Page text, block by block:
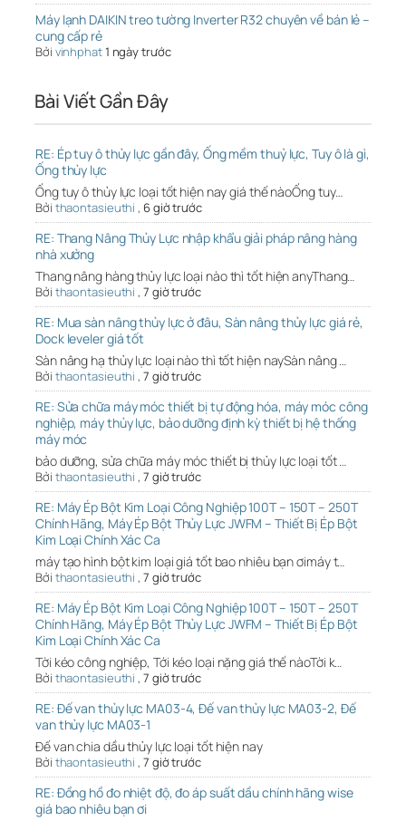
Máy lạnh DAIKIN treo tường Inverter R32 chuyên về bán lẻ –
cung cấp rẻ
Bởi vinhphat1 ngày trước
Bài Viết Gần Đây
RE: Ép tuy ô thủy lực gần đây, Ống mềm thuỷ lực, Tuy ô là gì,
Ống thủy lực
Ống tuy ô thủy lực loại tốt hiện nay giá thế nàoỐng tuy…
Bởi thaontasieuthi , 6 giờ trước
RE: Thang Nâng Thủy Lực nhập khẩu giải pháp nâng hàng
nhà xưởng
Thang nâng hàng thủy lực loại nào thì tốt hiện anyThang…
Bởi thaontasieuthi , 7 giờ trước
RE: Mua sàn nâng thủy lực ở đâu, Sàn nâng thủy lực giá rẻ,
Dock leveler giá tốt
Sàn nâng hạ thủy lực loại nào thì tốt hiện naySàn nâng …
Bởi thaontasieuthi , 7 giờ trước
RE: Sửa chữa máy móc thiết bị tự động hóa, máy móc công
nghiệp, máy thủy lực, bảo dưỡng định kỳ thiết bị hệ thống
máy móc
bảo dưỡng, sửa chữa máy móc thiết bị thủy lực loại tốt …
Bởi thaontasieuthi , 7 giờ trước
RE: Máy Ép Bột Kim Loại Công Nghiệp 100T – 150T – 250T
Chính Hãng, Máy Ép Bột Thủy Lực JWFM – Thiết Bị Ép Bột
Kim Loại Chính Xác Ca
máy tạo hình bột kim loại giá tốt bao nhiêu bạn ơimáy t…
Bởi thaontasieuthi , 7 giờ trước
RE: Máy Ép Bột Kim Loại Công Nghiệp 100T – 150T – 250T
Chính Hãng, Máy Ép Bột Thủy Lực JWFM – Thiết Bị Ép Bột
Kim Loại Chính Xác Ca
Tời kéo công nghiệp, Tới kéo loại nặng giá thế nàoTời k…
Bởi thaontasieuthi , 7 giờ trước
RE: Đế van thủy lực MA03-4, Đế van thủy lực MA03-2, Đế
van thủy lực MA03-1
Đế van chia dầu thủy lực loại tốt hiện nay
Bởi thaontasieuthi , 7 giờ trước
RE: Đồng hồ đo nhiệt độ, đo áp suất dầu chính hãng wise
giá bao nhiêu bạn ơi